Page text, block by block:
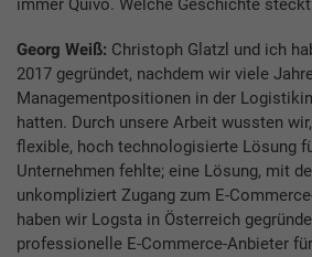
immer Quivo. Welche Geschichte
Georg Weiß: Christoph Glatzl und ich
2017 gegründet, nachdem wir viele
Managementpositionen in der
hatten. Durch unsere Arbeit wussten
flexible, hoch technologisierte Lösung
Unternehmen fehlte; eine Lösung, mit
unkompliziert Zugang zum E-
haben wir Logsta in Österreich
professionelle E-Commerce-Anbieter